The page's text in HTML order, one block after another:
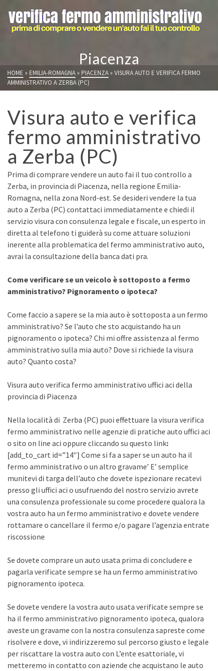
Piacenza
HOME » EMILIA-ROMAGNA » PIACENZA » VISURA AUTO E VERIFICA FERMO
AMMINISTRATIVO A ZERBA (PC)
Visura auto e verifica
fermo amministrativo
a Zerba (PC)
Prima di comprare vendere un auto fai il tuo controllo a
Zerba, in provincia di Piacenza, nella regione Emilia-
Romagna, nella zona Nord-est. Se desideri vendere la tua
auto a Zerba (PC) contattaci immediatamente e chiedi il
servizio visura con consulenza legale e fiscale, un esperto in
diretta al telefono ti guiderà su come attuare soluzioni
inerente alla problematica del fermo amministrativo auto,
avrai la consultazione della banca dati pra.
Come verificare se un veicolo è sottoposto a fermo
amministrativo? Pignoramento o ipoteca?
Come faccio a sapere se la mia auto è sottoposta a un fermo
amministrativo? Se l’auto che sto acquistando ha un
pignoramento o ipoteca? Chi mi offre assistenza al fermo
amministrativo sulla mia auto? Dove si richiede la visura
auto? Quanto costa?
Visura auto verifica fermo amministrativo uffici aci della
provincia di Piacenza
Nella località di Zerba (PC) puoi effettuare la visura verifica
fermo amministrativo nelle agenzie di pratiche auto uffici aci
o sito on line aci oppure cliccando su questo link:
[add_to_cart id=”14″] Come si fa a saper se un auto ha il
fermo amministrativo o un altro gravame’ E’ semplice
munitevi di targa dell’auto che dovete ispezionare recatevi
presso gli uffici aci o usufruendo del nostro servizio avrete
una consulenza professionale su come procedere qualora la
vostra auto ha un fermo amministrativo e dovete vendere
rottamare o cancellare il fermo e/o pagare l’agenzia entrate
riscossione
Se dovete comprare un auto usata prima di concludere e
pagarla verificate sempre se ha un fermo amministrativo
pignoramento ipoteca.
Se dovete vendere la vostra auto usata verificate sempre se
ha il fermo amministrativo pignoramento ipoteca, qualora
aveste un gravame con la nostra consulenza sapreste come
risolvere e dove, vi indirizzeremo sul percorso giusto e legale
per riscattare la vostra auto con L’ente esattoriale, vi
metteremo in contatto con aziende che acquistano le auto